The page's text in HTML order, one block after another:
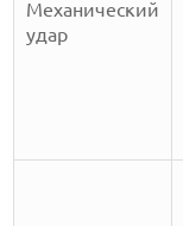
Механический
удар